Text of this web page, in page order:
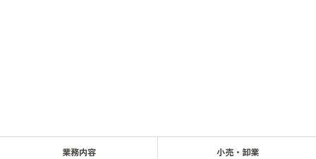
業務内容 小売・卸業